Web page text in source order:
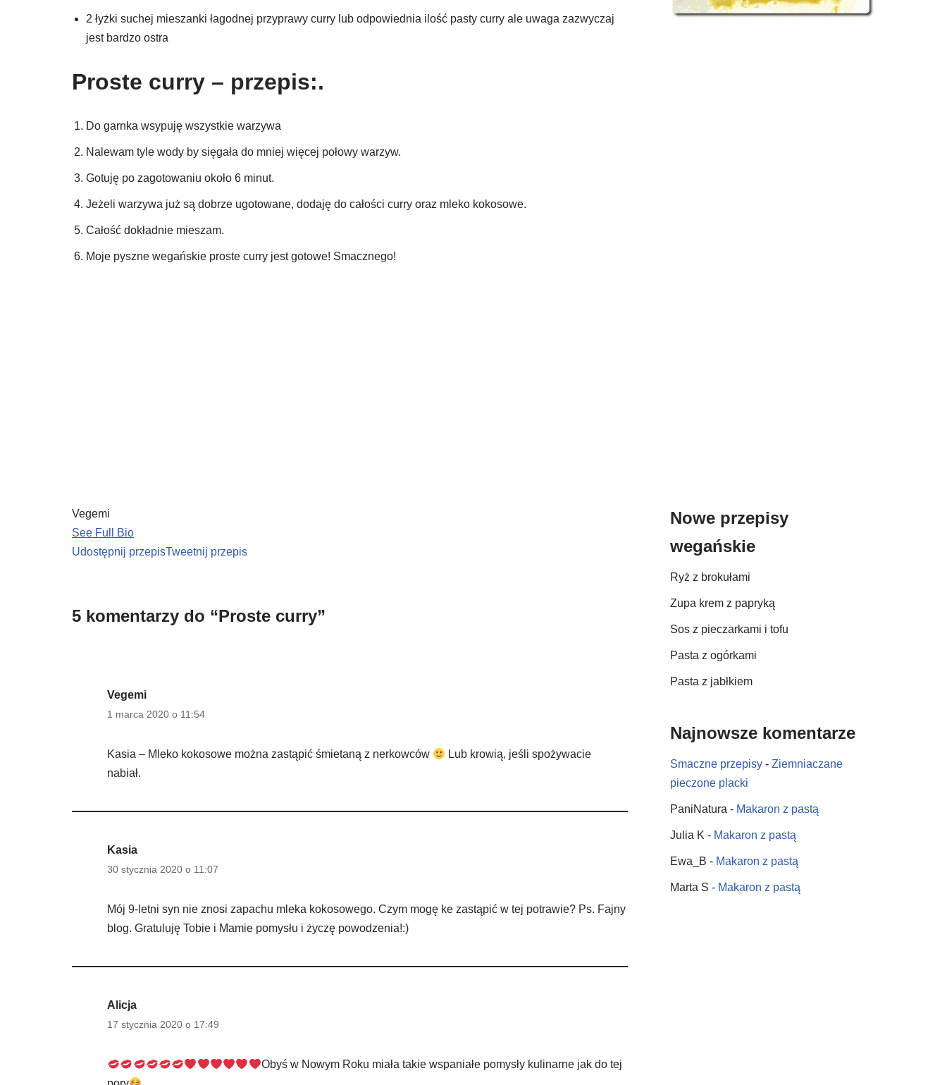
2 łyżki suchej mieszanki łagodnej przyprawy curry lub odpowiednia ilość pasty curry ale uwaga zazwyczaj
jest bardzo ostra
Proste curry – przepis:.
Do garnka wsypuję wszystkie warzywa
Nalewam tyle wody by sięgała do mniej więcej połowy warzyw.
Gotuję po zagotowaniu około 6 minut.
Jeżeli warzywa już są dobrze ugotowane, dodaję do całości curry oraz mleko kokosowe.
Całość dokładnie mieszam.
Moje pyszne wegańskie proste curry jest gotowe! Smacznego!
Vegemi
See Full Bio
Udostępnij przepisTweetnij przepis
5 komentarzy do “Proste curry”
Vegemi
1 marca 2020 o 11:54
Kasia – Mleko kokosowe można zastąpić śmietaną z nerkowców
Lub krowią, jeśli spożywacie
nabiał.
Kasia
30 stycznia 2020 o 11:07
Mój 9-letni syn nie znosi zapachu mleka kokosowego. Czym mogę ke zastąpić w tej potrawie? Ps. Fajny
blog. Gratuluję Tobie i Mamie pomysłu i życzę powodzenia!:)
Alicja
17 stycznia 2020 o 17:49
Obyś w Nowym Roku miała takie wspaniałe pomysły kulinarne jak do tej
Nowe przepisy
wegańskie
Ryż z brokułami
Zupa krem z papryką
Sos z pieczarkami i tofu
Pasta z ogórkami
Pasta z jabłkiem
Najnowsze komentarze
Smaczne przepisy - Ziemniaczane
pieczone placki
PaniNatura - Makaron z pastą
Julia K - Makaron z pastą
Ewa_B - Makaron z pastą
Marta S - Makaron z pastą